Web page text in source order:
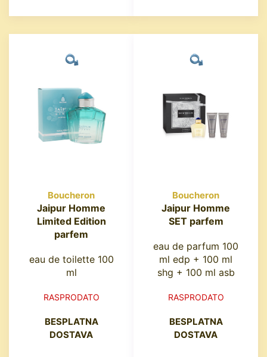
Boucheron
Jaipur Homme
Limited Edition
parfem
eau de toilette 100
ml
RASPRODATO
BESPLATNA
DOSTAVA
Boucheron
Jaipur Homme
SET parfem
eau de parfum 100
ml edp + 100 ml
shg + 100 ml asb
RASPRODATO
BESPLATNA
DOSTAVA